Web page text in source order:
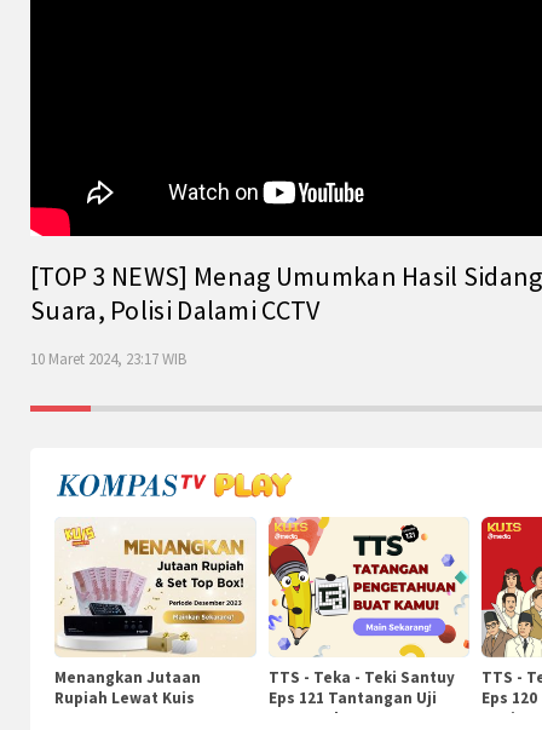
[TOP 3 NEWS] Menag Umumkan Hasil
Suara, Polisi Dalami CCTV
10 Maret 2024, 23:17 WIB
Menangkan Jutaan
Rupiah Lewat Kuis
TTS - Teka - Teki Santuy
Eps 121 Tantangan Uji
Pengetahuan
TTS -
Eps